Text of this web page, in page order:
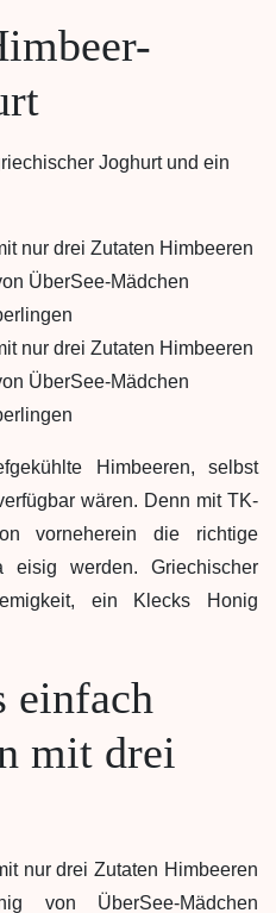
Joghurt und ein
Himbeeren, selbst
wären. Denn mit TK-
vorneherein die richtige
werden. Griechischer
ein Klecks Honig
einfach
mit drei